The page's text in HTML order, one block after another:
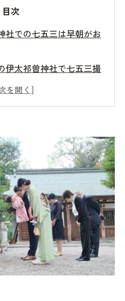
目次
社での七五三は早朝がお
伊太祁曽神社で七五三撮
景色が織りなす特別な瞬
五三撮影まとめ
五三写真撮影
幸せな気持ちになる写真
クス
クセス
場
クス